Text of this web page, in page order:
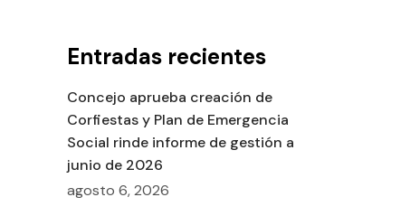
Entradas recientes
Concejo aprueba creación de
Corfiestas y Plan de Emergencia
Social rinde informe de gestión a
junio de 2026
agosto 6, 2026